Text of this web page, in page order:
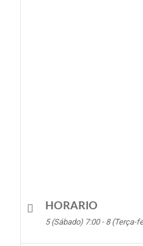
HORARIO
5 (Sábado) 7:00 - 8 (Terça-